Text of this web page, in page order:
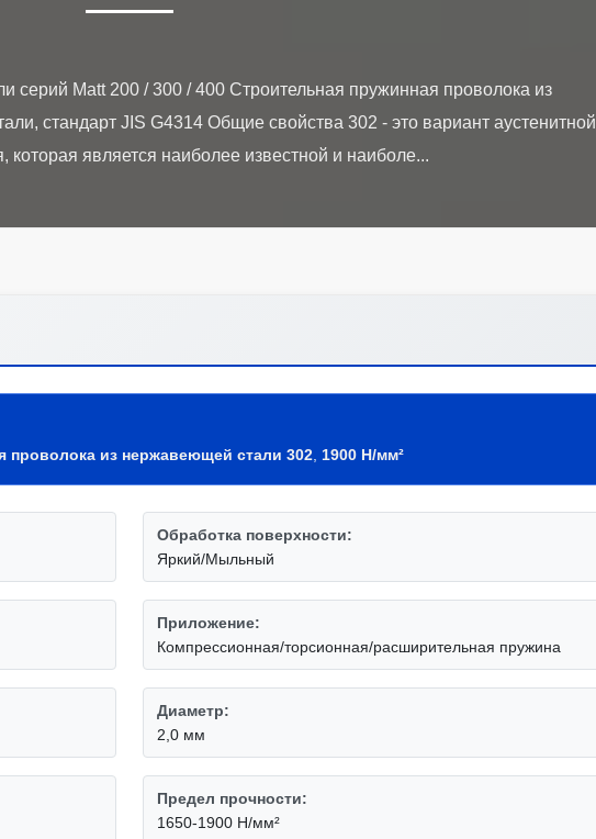
серий Matt 200 / 300 / 400 Строительная пружинная проволока из
стандарт JIS G4314 Общие свойства 302 - это вариант аустенитной
проволока из нержавеющей стали 302 1900 Н/мм²
Обработка поверхности:
Яркий/Мыльный
Приложение:
Компрессионная/торсионная/расширительная пружина
Диаметр:
2,0 мм
Предел прочности:
1650-1900 Н/мм²